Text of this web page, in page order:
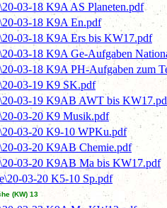
03-18 K9A AS Planeten.pdf
03-18 K9A En.pdf
03-18 K9A Ers bis KW17.pdf
03-18 K9A Ge-Aufgaben
03-18 K9A PH-Aufgaben zum
03-19 K9 SK.pdf
03-19 K9AB AWT bis
03-20 K9 Musik.pdf
03-20 K9-10 WPKu.pdf
03-20 K9AB Chemie.pdf
03-20 K9AB Ma bis KW17.pdf
03-20 K5-10 Sp.pdf
(KW) 13